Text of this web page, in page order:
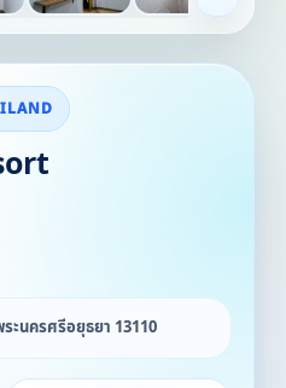
ะนครศรีอยุธยา 13110